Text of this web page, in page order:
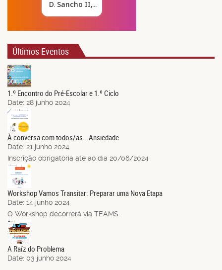
Últimos Eventos
28
Jun.
1.º Encontro do Pré-Escolar e 1.º Ciclo
Date: 28 junho 2024
21
Jun.
À conversa com todos/as...Ansiedade
Date: 21 junho 2024
Inscrição obrigatória até ao dia 20/06/2024
Jun.
Workshop Vamos Transitar: Preparar uma Nova Etapa
Date: 14 junho 2024
O Workshop decorrerá via TEAMS.
03
Jun.
A Raíz do Problema
Date: 03 junho 2024